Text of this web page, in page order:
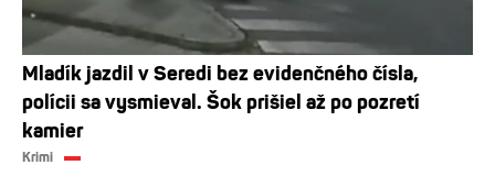
Mladík jazdil v Seredi bez evidenčného čísla,
polícii sa vysmieval. Šok prišiel až po pozretí
kamier
Krimi